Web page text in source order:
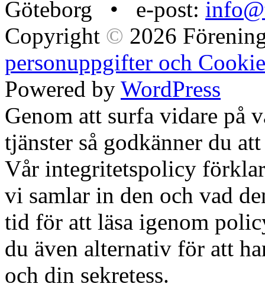
Göteborg • e-post:
Copyright © 2026
personuppgifter och
Powered by WordPress
Genom att surfa vidare på
tjänster så godkänner du
Vår integritetspolicy
vi samlar in den och vad
tid för att läsa igenom
du även alternativ för att
och din sekretess.